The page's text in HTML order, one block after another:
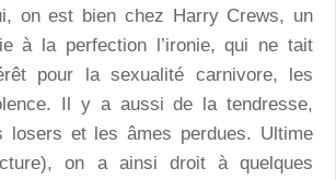
on est bien chez Harry Crews, un
à la perfection l’ironie, qui ne tait
pour la sexualité carnivore, les
Il y a aussi de la tendresse,
losers et les âmes perdues. Ultime
on a ainsi droit à quelques